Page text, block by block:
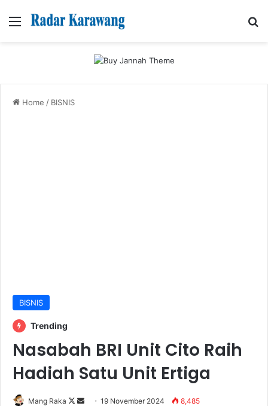
Menu
Home / BISNIS
BISNIS
Trending
Nasabah BRI Unit Cito Raih
Hadiah Satu Unit Ertiga
Mang Raka
Follow
Send19 November 2024 8,485